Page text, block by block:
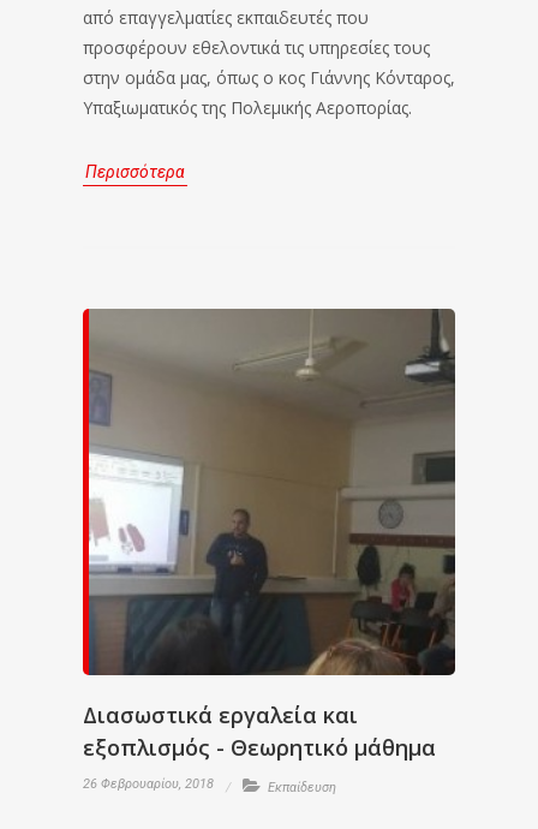
από επαγγελματίες εκπαιδευτές που
προσφέρουν εθελοντικά τις υπηρεσίες τους
στην ομάδα μας, όπως ο κος Γιάννης Κόνταρος,
Υπαξιωματικός της Πολεμικής Αεροπορίας.
Περισσότερα
Διασωστικά εργαλεία και
εξοπλισμός - Θεωρητικό μάθημα
26 Φεβρουαρίου, 2018 Εκπαίδευση